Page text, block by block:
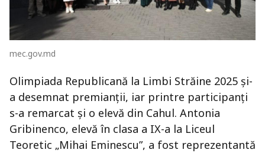
mec.gov.md
Olimpiada Republicană la Limbi Străine 2025 și-
a desemnat premianții, iar printre participanți
s-a remarcat și o elevă din Cahul. Antonia
Gribinenco, elevă în clasa a IX-a la Liceul
Teoretic „Mihai Eminescu”, a fost reprezentantă